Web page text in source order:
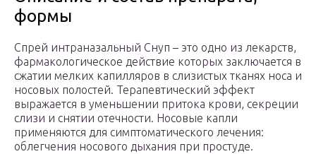
формы
Спрей интраназальный Снуп – это одно из лекарств,
фармакологическое действие которых заключается в
сжатии мелких капилляров в слизистых тканях носа и
носовых полостей. Терапевтический эффект
выражается в уменьшении притока крови, секреции
слизи и снятии отечности. Носовые капли
применяются для симптоматического лечения:
облегчения носового дыхания при простуде.